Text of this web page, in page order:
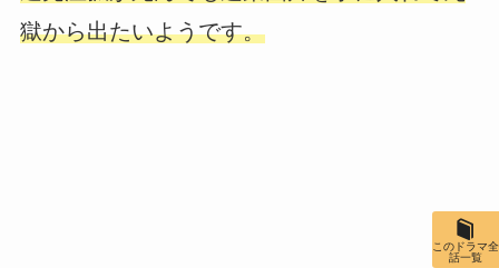
獄から出たいようです。
このドラマ全
話一覧